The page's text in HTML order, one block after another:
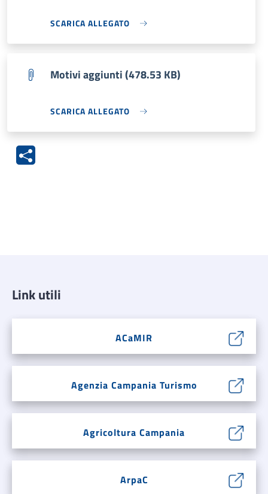
SCARICA ALLEGATO
Motivi aggiunti (478.53 KB)
SCARICA ALLEGATO
Link utili
ACaMIR
Agenzia Campania Turismo
Agricoltura Campania
ArpaC